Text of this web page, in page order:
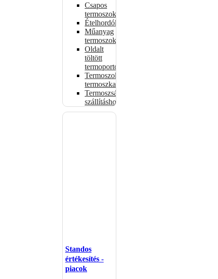
Csapos
termoszok
Ételhordók
Műanyag
termoszok
Oldalt
töltött
termoportok
Termoszok,
termoszkannák
Termoszsákok
szállításhoz
Standos
értékesítés -
piacok